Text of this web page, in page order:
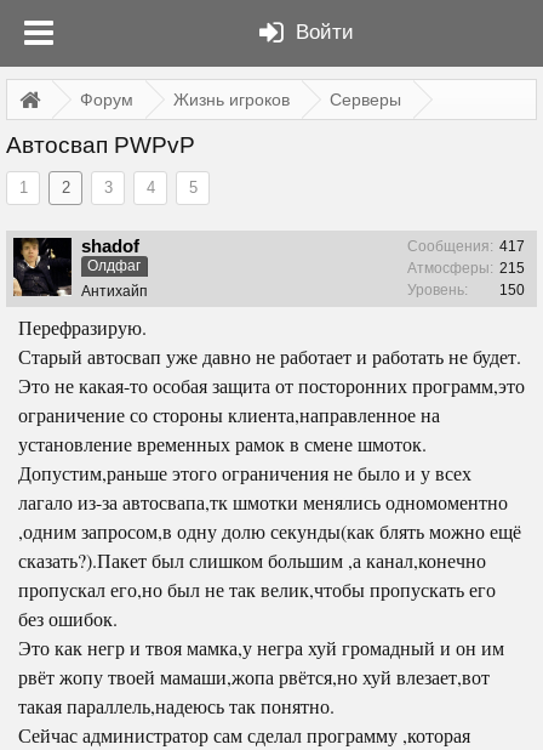
Войти
Форум Жизнь игроков Серверы
Автосвап PWPvP
1 2 3 4 5
shadof
Олдфаг
Антихайп
Сообщения: 417
Атмосферы: 215
Уровень:
150
Перефразирую.
Старый автосвап уже давно не работает и работать не будет.
Это не какая-то особая защита от посторонних программ,это
ограничение со стороны клиента,направленное на
установление временных рамок в смене шмоток.
Допустим,раньше этого ограничения не было и у всех
лагало из-за автосвапа,тк шмотки менялись одномоментно
,одним запросом,в одну долю секунды(как блять можно ещё
сказать?).Пакет был слишком большим ,а канал,конечно
пропускал его,но был не так велик,чтобы пропускать его
без ошибок.
Это как негр и твоя мамка,у негра хуй громадный и он им
рвёт жопу твоей мамаши,жопа рвётся,но хуй влезает,вот
такая параллель,надеюсь так понятно.
Сейчас администратор сам сделал программу ,которая